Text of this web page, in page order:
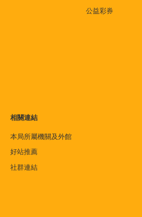
公益彩券
相關連結
本局所屬機關及外館
好站推薦
社群連結